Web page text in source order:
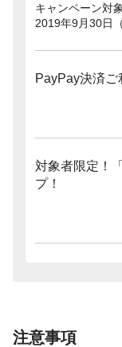
キャンペーン対
2019年9月30日
PayPay決済ご
対象者限定！
プ！
注意事項